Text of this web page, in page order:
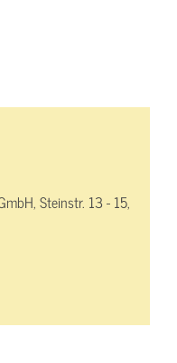
Steinstr. 13 - 15,